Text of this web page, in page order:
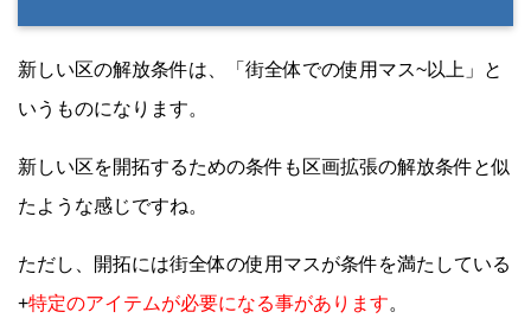
新しい区の解放条件は、「街全体での使用マス~以上」と
いうものになります。
新しい区を開拓するための条件も区画拡張の解放条件と似
たような感じですね。
ただし、開拓には街全体の使用マスが条件を満たしている
+特定のアイテムが必要になる事があります。